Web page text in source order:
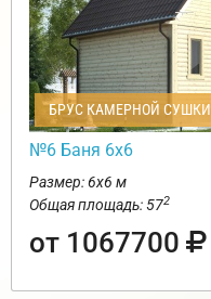
БРУС КАМЕРНОЙ СУШКИ
№6 Баня 6х6
Размер: 6х6 м
Общая площадь: 572
от 1067700